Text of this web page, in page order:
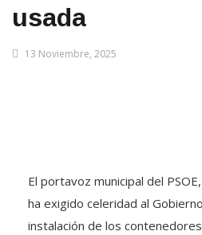
usada
13 Noviembre, 2025
El portavoz municipal del
ha exigido celeridad al
instalación de los